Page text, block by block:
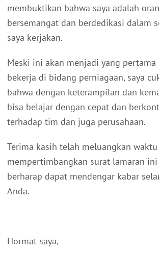
membuktikan bahwa saya adalah
bersemangat dan berdedikasi dalam
saya kerjakan.
Meski ini akan menjadi yang pertama
bekerja di bidang perniagaan, saya
bahwa dengan keterampilan dan
bisa belajar dengan cepat dan
terhadap tim dan juga perusahaan.
Terima kasih telah meluangkan
mempertimbangkan surat lamaran ini
berharap dapat mendengar kabar
Anda.
Hormat saya,